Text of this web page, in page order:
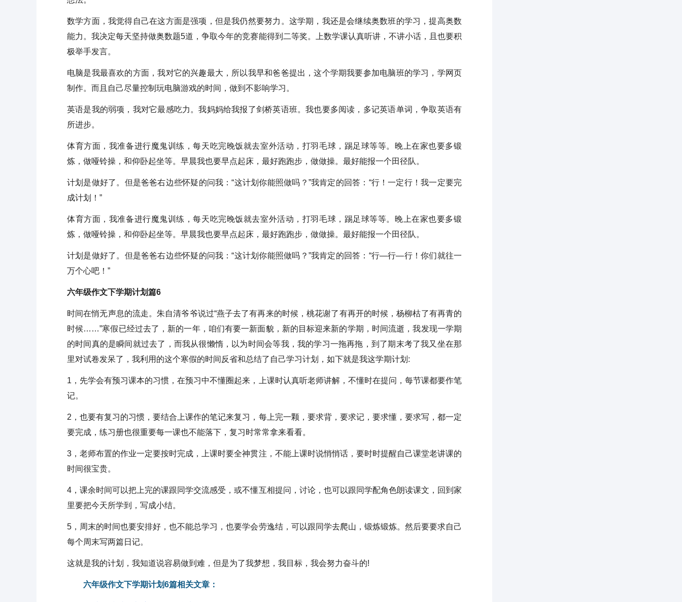
数学方面，我觉得自己在这方面是强项，但是我仍然要努力。这学期，我还是会继续奥数班的学习，提高奥数
能力。我决定每天坚持做奥数题5道，争取今年的竞赛能得到二等奖。上数学课认真听讲，不讲小话，且也要积
极举手发言。
电脑是我最喜欢的方面，我对它的兴趣最大，所以我早和爸爸提出，这个学期我要参加电脑班的学习，学网页
制作。而且自己尽量控制玩电脑游戏的时间，做到不影响学习。
英语是我的弱项，我对它最感吃力。我妈妈给我报了剑桥英语班。我也要多阅读，多记英语单词，争取英语有
所进步。
体育方面，我准备进行魔鬼训练，每天吃完晚饭就去室外活动，打羽毛球，踢足球等等。晚上在家也要多锻
炼，做哑铃操，和仰卧起坐等。早晨我也要早点起床，最好跑跑步，做做操。最好能报一个田径队。
计划是做好了。但是爸爸右边些怀疑的问我：“这计划你能照做吗？”我肯定的回答：“行！一定行！我一定要完
成计划！”
体育方面，我准备进行魔鬼训练，每天吃完晚饭就去室外活动，打羽毛球，踢足球等等。晚上在家也要多锻
炼，做哑铃操，和仰卧起坐等。早晨我也要早点起床，最好跑跑步，做做操。最好能报一个田径队。
计划是做好了。但是爸爸右边些怀疑的问我：“这计划你能照做吗？”我肯定的回答：“行—行—行！你们就往一
万个心吧！”
六年级作文下学期计划篇6
时间在悄无声息的流走。朱自清爷爷说过“燕子去了有再来的时候，桃花谢了有再开的时候，杨柳枯了有再青的
时候……”寒假已经过去了，新的一年，咱们有要一新面貌，新的目标迎来新的学期，时间流逝，我发现一学期
的时间真的是瞬间就过去了，而我从很懒惰，以为时间会等我，我的学习一拖再拖，到了期末考了我又坐在那
里对试卷发呆了，我利用的这个寒假的时间反省和总结了自己学习计划，如下就是我这学期计划:
1，先学会有预习课本的习惯，在预习中不懂圈起来，上课时认真听老师讲解，不懂时在提问，每节课都要作笔
记。
2，也要有复习的习惯，要结合上课作的笔记来复习，每上完一颗，要求背，要求记，要求懂，要求写，都一定
要完成，练习册也很重要每一课也不能落下，复习时常常拿来看看。
3，老师布置的作业一定要按时完成，上课时要全神贯注，不能上课时说悄悄话，要时时提醒自己课堂老讲课的
时间很宝贵。
4，课余时间可以把上完的课跟同学交流感受，或不懂互相提问，讨论，也可以跟同学配角色朗读课文，回到家
里要把今天所学到，写成小结。
5，周末的时间也要安排好，也不能总学习，也要学会劳逸结，可以跟同学去爬山，锻炼锻炼。然后要要求自己
每个周末写两篇日记。
这就是我的计划，我知道说容易做到难，但是为了我梦想，我目标，我会努力奋斗的!
六年级作文下学期计划6篇相关文章：